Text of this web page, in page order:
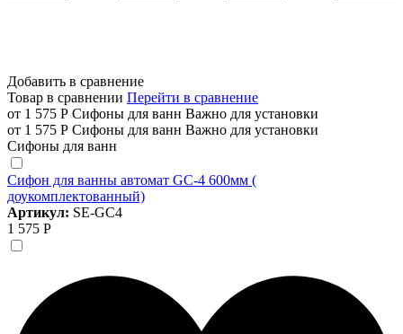
Добавить в сравнение
Товар в сравнении Перейти в сравнение
от 1 575 Р Сифоны для ванн Важно для установки
от 1 575 Р Сифоны для ванн Важно для установки
Сифоны для ванн
Сифон для ванны автомат GC-4 600мм (
доукомплектованный)
Артикул: SE-GC4
1 575 Р